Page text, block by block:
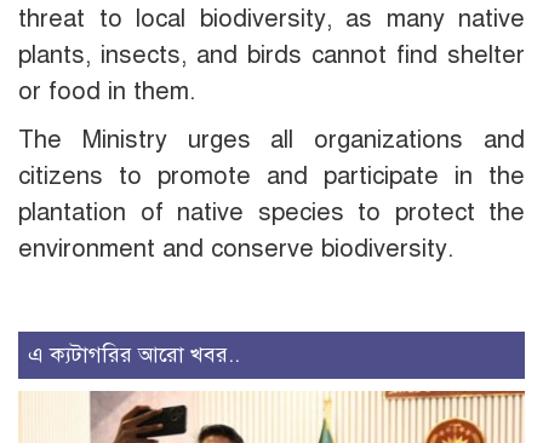
threat to local biodiversity, as many native
plants, insects, and birds cannot find shelter
or food in them.
The Ministry urges all organizations and
citizens to promote and participate in the
plantation of native species to protect the
environment and conserve biodiversity.
এ ক্যটাগরির আরো খবর..